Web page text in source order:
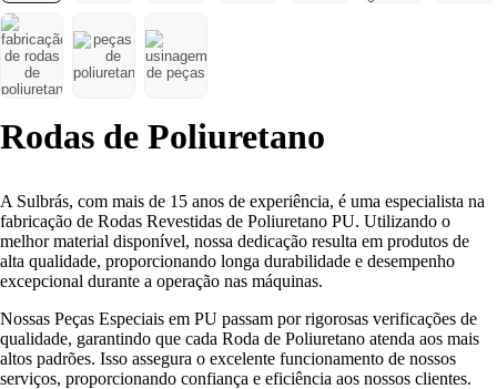
Rodas de Poliuretano
A Sulbrás, com mais de 15 anos de experiência, é uma especialista na
fabricação de Rodas Revestidas de Poliuretano PU. Utilizando o
melhor material disponível, nossa dedicação resulta em produtos de
alta qualidade, proporcionando longa durabilidade e desempenho
excepcional durante a operação nas máquinas.
Nossas Peças Especiais em PU passam por rigorosas verificações de
qualidade, garantindo que cada Roda de Poliuretano atenda aos mais
altos padrões. Isso assegura o excelente funcionamento de nossos
serviços, proporcionando confiança e eficiência aos nossos clientes.